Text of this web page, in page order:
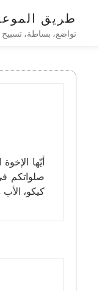
طريق
تواضع، بساطة، تسبيح
أيّها
صلواتكم
كيكو، الأب